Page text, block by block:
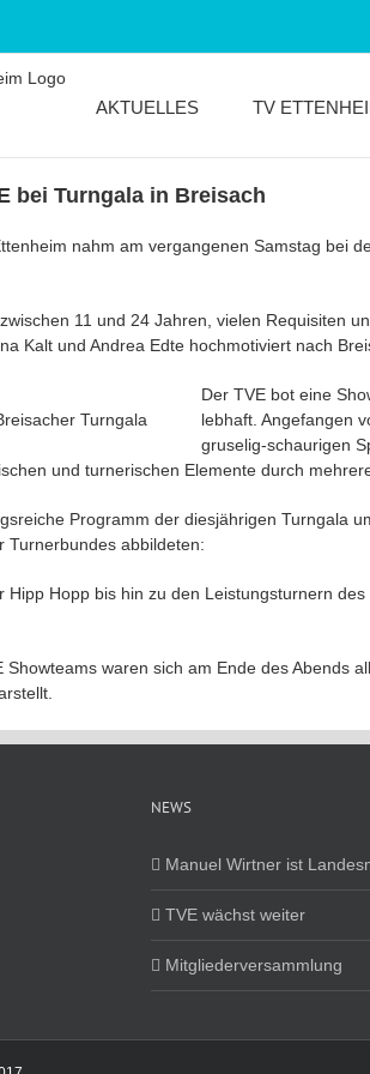
AKTUELLES TV
bei Turngala in Breisach
nahm am vergangenen Samstag bei
11 und 24 Jahren, vielen Requisiten
Kalt und Andrea Edte hochmotiviert nach
Turngala
Der TVE bot eine
lebhaft. Angefangen
gruselig-schaurigen
und turnerischen Elemente durch
Programm der diesjährigen Turngala
Turnerbundes abbildeten:
Hipp Hopp bis hin zu den Leistungsturnern
Showteams waren sich am Ende des Abends
NEWS
Manuel Wirtner ist
TVE wächst weiter
Mitgliederversammlung